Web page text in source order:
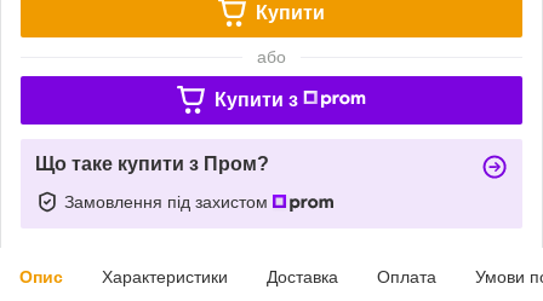
Купити
або
Купити з
Що таке купити з Пром?
Замовлення під захистом
Опис Характеристики Доставка Оплата Умови